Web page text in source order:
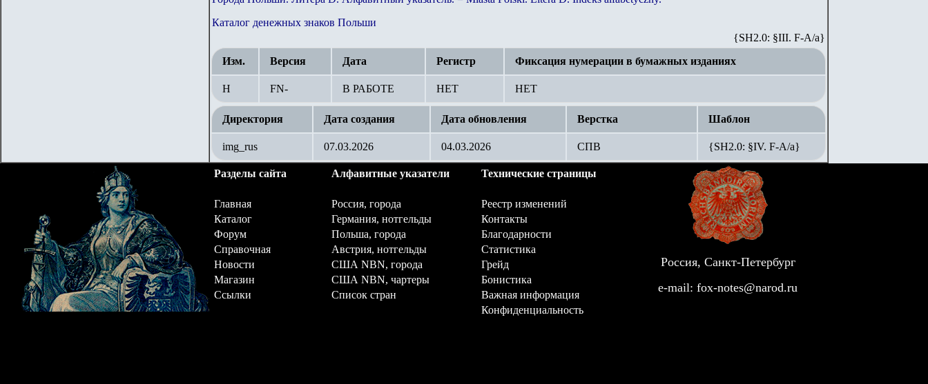
Каталог денежных знаков Польши
{SH2.0: §III. F-A/а}
Изм.
Версия Дата Регистр Фиксация нумерации в бумажных изданиях
Н FN- В РАБОТЕ НЕТ НЕТ
Директория Дата создания Дата обновления Верстка Шаблон
img_rus 07.03.2026 04.03.2026 СПВ {SH2.0: §IV. F-А/а}
Разделы сайта Алфавитные указатели Технические страницы
Главная Россия, города
Реестр изменений
Каталог
Германия, нотгельды
Контакты
Форум
Польша, города
Благодарности
Справочная
Австрия, нотгельды
Статистика
Новости
США NBN, города
Грейд
Магазин
США NBN, чартеры
Бонистика
Ссылки
Список стран
Важная информация
Конфиденциальность
Россия, Санкт-Петербург
e-mail: fox-notes@narod.ru